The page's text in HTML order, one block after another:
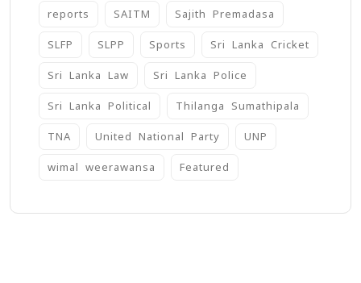
reports SAITM Sajith Premadasa
SLFP SLPP Sports Sri Lanka Cricket
Sri Lanka Law Sri Lanka Police
Sri Lanka Political Thilanga Sumathipala
TNA United National Party UNP
wimal weerawansa ‍Featured